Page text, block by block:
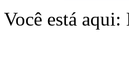
Você está aqui: